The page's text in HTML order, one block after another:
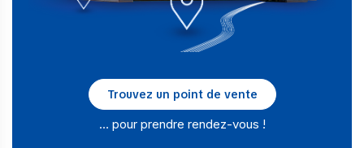
Trouvez un point de vente
… pour prendre rendez-vous !